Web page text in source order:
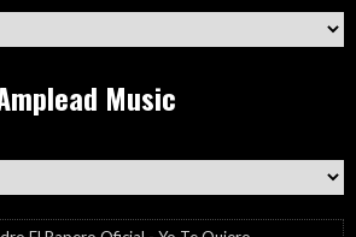
Music